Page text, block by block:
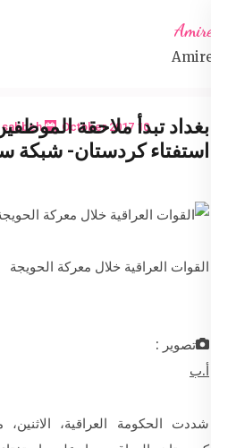
content
Amireta
Amireta
10 October 2017
sabbeh
بغداد تبدأ ملاحقة
استفتاء كردستان- شبكة
القوات العراقية خلال معركة الحويجة
تصوير :
أ.ب
شددت الحكومة العراقية،